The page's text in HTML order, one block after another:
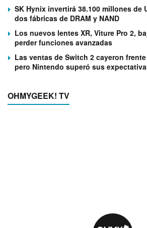
SK Hynix invertirá 38.100 millones de
dos fábricas de DRAM y NAND
Los nuevos lentes XR, Viture Pro 2,
perder funciones avanzadas
Las ventas de Switch 2 cayeron
pero Nintendo superó sus
OHMYGEEK! TV